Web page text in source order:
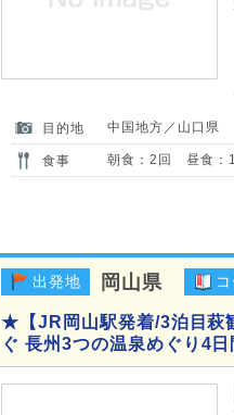
目的地 中国地方／山口県
食事 朝食：2回 昼食：
出発地 岡山県
★【JR岡山駅発着/3泊目萩
ぐ 長州3つの温泉めぐり4日